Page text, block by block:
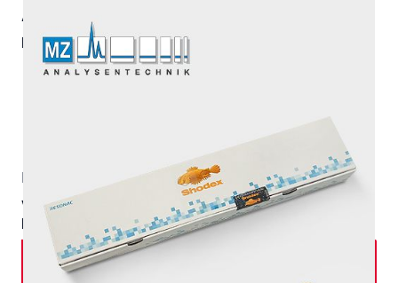
Artikelnummer:
Hersteller: Shodex - Resonac
ca. 5 Tage
Exkl. 19% Steuern, exkl.Versandkosten
Verpackungseinheit:
1 Stk.,
Mindestbestellmenge:1 Stück
Menge +